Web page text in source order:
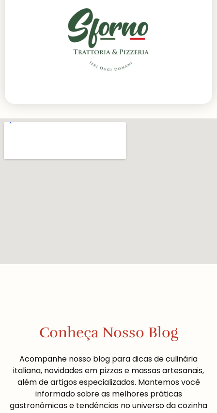
Conheça Nosso Blog
Acompanhe nosso blog para dicas de culinária
italiana, novidades em pizzas e massas artesanais,
além de artigos especializados. Mantemos você
informado sobre as melhores práticas
gastronômicas e tendências no universo da cozinha